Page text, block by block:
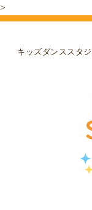
>
キッズダンススタ